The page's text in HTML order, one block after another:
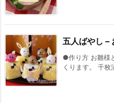
五人ばやし –
●作り方 お雛様
くります。 千